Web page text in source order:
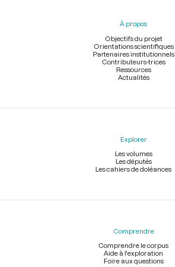
À propos
Objectifs du projet
Orientations scientifiques
Partenaires institutionnels
Contributeurs-trices
Ressources
Actualités
Explorer
Les volumes
Les députés
Les cahiers de doléances
Comprendre
Comprendre le corpus
Aide à l'exploration
Foire aux questions